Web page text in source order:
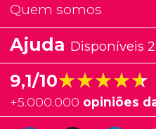
Quem somos
Ajuda Disponíveis
9,1/10★★★★★
★★★★★
+5.000.000 opiniões